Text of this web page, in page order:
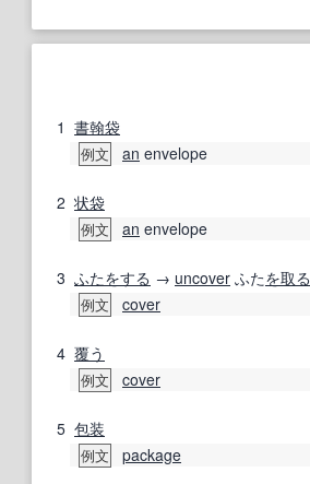
1 書翰袋
例文 an envelope
2 状袋
例文 an envelope
3 ふたをする → uncover ふたを取る
例文 cover
4 覆う
例文 cover
5 包装
例文 package